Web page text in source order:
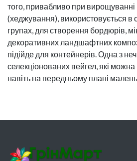
того, привабливо при вирощуванні
(хеджування), використовується в
групах, для створення бордюрів,
декоративних ландшафтних
підійде для контейнерів. Одна з
селекціонованих вейгел, які
навіть на передньому плані